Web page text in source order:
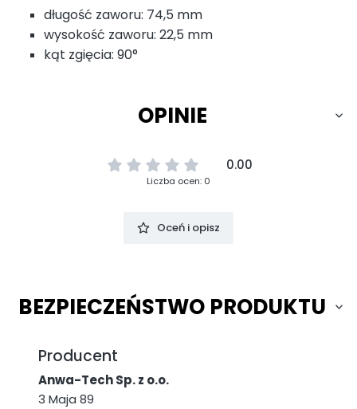
długość zaworu: 74,5 mm
wysokość zaworu: 22,5 mm
kąt zgięcia: 90°
OPINIE
0.00
Liczba ocen: 0
Oceń i opisz
BEZPIECZEŃSTWO PRODUKTU
Producent
Anwa-Tech Sp. z o.o.
3 Maja 89